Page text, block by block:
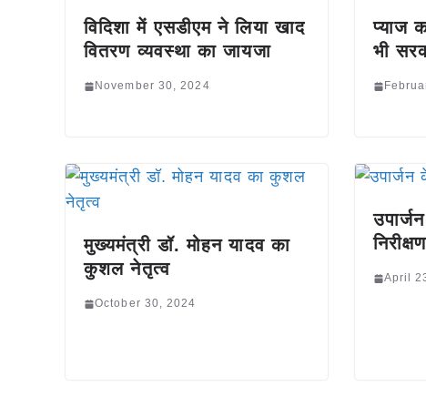
विदिशा में एसडीएम ने लिया खाद
वितरण व्यवस्था का जायजा
November 30, 2024
प्याज
भी
मुख्यमंत्री डॉ. मोहन यादव का
कुशल नेतृत्व
October 30, 2024
April